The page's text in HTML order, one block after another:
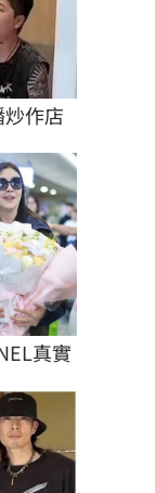
作店
真實